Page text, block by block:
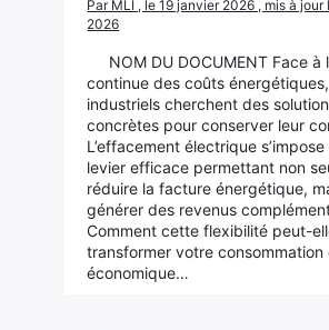
Par MLI , le 19 janvier 2026 , mis à jour
2026
NOM DU DOCUMENT Face à
continue des coûts
industriels cherchent des
concrètes pour conserver leur
L’effacement électrique
levier efficace permettant non
réduire la facture énergétique,
générer des revenus
Comment cette flexibilité peut-
transformer votre consommation
économique…